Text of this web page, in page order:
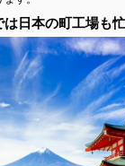
日本の町工場も